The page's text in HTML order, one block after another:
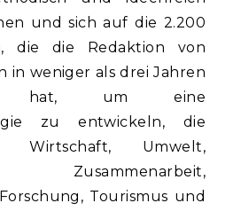
und sich auf die 2.200
die die Redaktion von
in weniger als drei Jahren
hat, um eine
zu entwickeln, die
Wirtschaft, Umwelt,
Zusammenarbeit,
Tourismus und